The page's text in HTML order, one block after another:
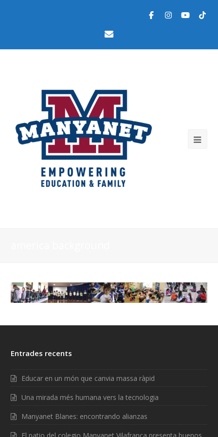
Entrades recents
Educar en un món que canvia massa ràpid
Una mirada més humana vers la tecnologia
Manyanet Blanes: encontrando alianzas
El patio del colegio Manyanet Vilafranca presenta buenos